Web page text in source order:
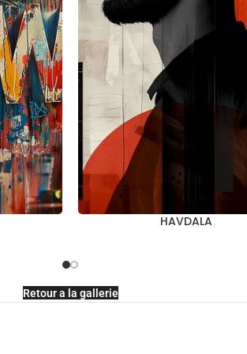
HAVDALA
Retour a la gallerie